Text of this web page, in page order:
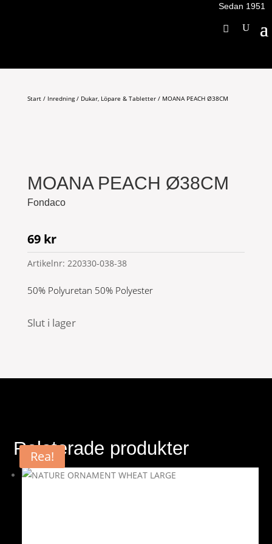
Sedan 1951
Start/ Inredning/ Dukar, Löpare & Tabletter/ MOANA PEACH Ø38CM
MOANA PEACH Ø38CM
Fondaco
69 kr
Artikelnr: 220330-038-38
50% Polyuretan 50% Polyester
Slut i lager
Relaterade produkter
Rea!